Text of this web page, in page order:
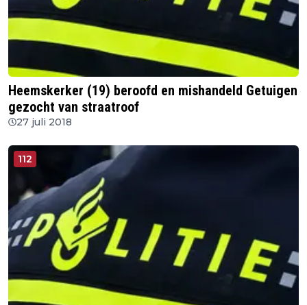
Heemskerker (19) beroofd en mishandeld Getuigen
gezocht van straatroof
27 juli 2018
112